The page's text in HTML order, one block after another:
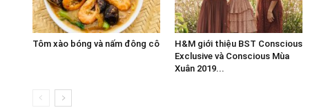
Tôm xào bóng và nấm đông cô
H&M giới thiệu BST Conscious
Exclusive và Conscious Mùa
Xuân 2019...